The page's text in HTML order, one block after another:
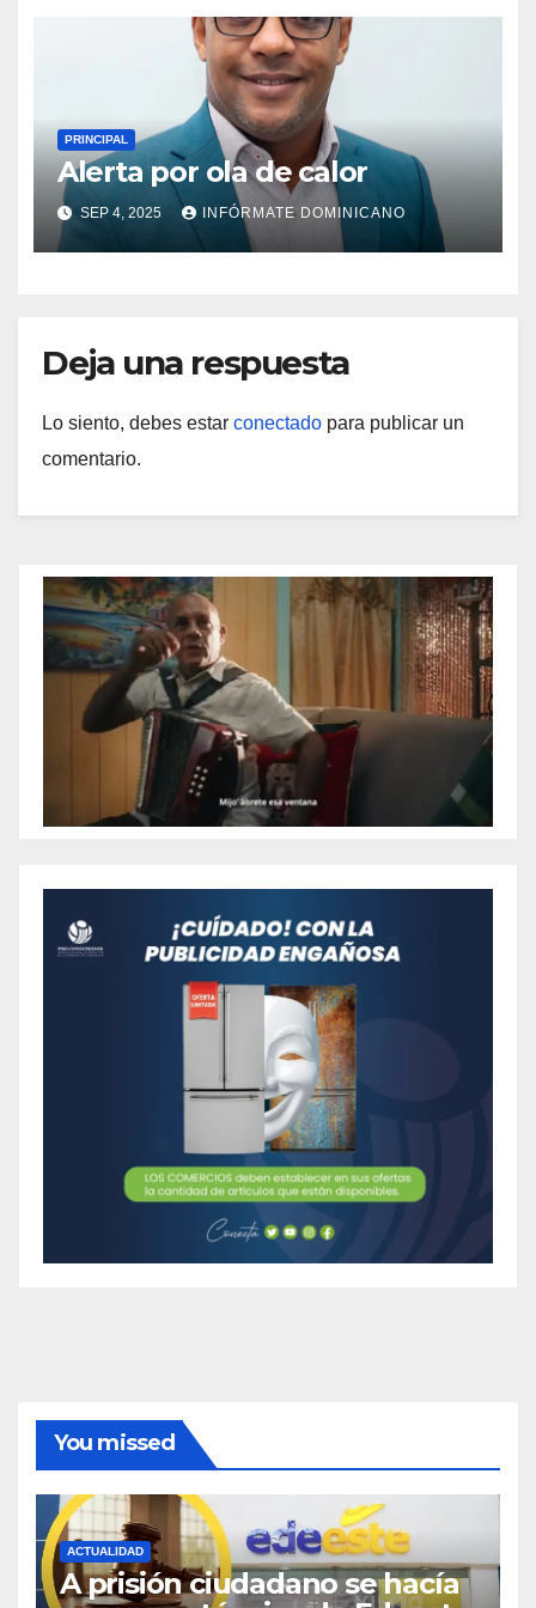
PRINCIPAL
Alerta por ola de calor
SEP 4, 2025 INFÓRMATE DOMINICANO
Deja una respuesta
Lo siento, debes estar conectado para publicar un
comentario.
You missed
ACTUALIDAD
A prisión ciudadano se hacía